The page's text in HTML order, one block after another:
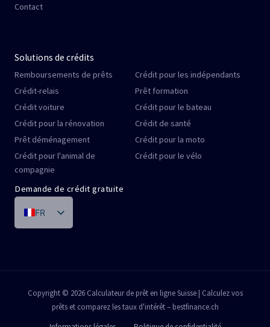
Contact
Solutions de crédits
Remboursements de prêts
Crédit-relais
Crédit voiture
Crédit pour la rénovation
Prêt déménagement
Crédit pour l'animal de
compagnie
Crédit pour les indépendants
Prêt formation
Crédit pour le bateau
Crédit de santé
Crédit pour la moto
Crédit pour le vélo
Demande de crédit gratuite
FR
PT
ES
Copyright © 2026 Calculateur de prêt en ligne Suisse | Calculez vos
prêts et comparez les taux d'intérêt – bestfinance.ch